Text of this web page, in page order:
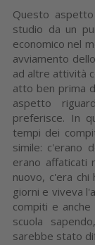
Questo
studio da un
economico nel
avviamento
ad altre attività
atto ben prima
aspetto
preferisce. In
tempi dei
simile: c'erano
erano affaticati
nuovo, c'era
giorni e viveva
compiti e
scuola
sarebbe stato